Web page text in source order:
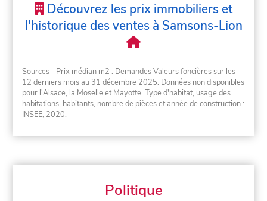
Découvrez les prix immobiliers et
l'historique des ventes à Samsons-Lion
Sources - Prix médian m2 : Demandes Valeurs foncières sur les
12 derniers mois au 31 décembre 2025. Données non disponibles
pour l'Alsace, la Moselle et Mayotte. Type d'habitat, usage des
habitations, habitants, nombre de pièces et année de construction :
INSEE, 2020.
Politique